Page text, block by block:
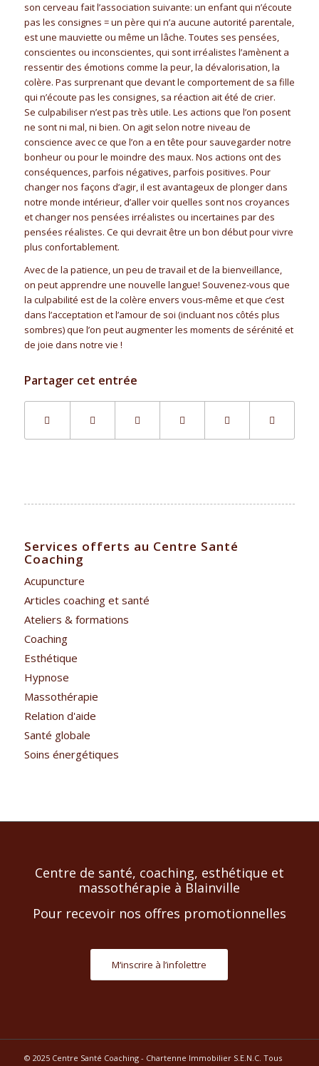
son cerveau fait l’association suivante: un enfant qui n’écoute
pas les consignes = un père qui n’a aucune autorité parentale,
est une mauviette ou même un lâche. Toutes ses pensées,
conscientes ou inconscientes, qui sont irréalistes l’amènent a
ressentir des émotions comme la peur, la dévalorisation, la
colère. Pas surprenant que devant le comportement de sa fille
qui n’écoute pas les consignes, sa réaction ait été de crier.
Se culpabiliser n’est pas très utile. Les actions que l’on posent
ne sont ni mal, ni bien. On agit selon notre niveau de
conscience avec ce que l’on a en tête pour sauvegarder notre
bonheur ou pour le moindre des maux. Nos actions ont des
conséquences, parfois négatives, parfois positives. Pour
changer nos façons d’agir, il est avantageux de plonger dans
notre monde intérieur, d’aller voir quelles sont nos croyances
et changer nos pensées irréalistes ou incertaines par des
pensées réalistes. Ce qui devrait être un bon début pour vivre
plus confortablement.
Avec de la patience, un peu de travail et de la bienveillance,
on peut apprendre une nouvelle langue! Souvenez-vous que
la culpabilité est de la colère envers vous-même et que c’est
dans l’acceptation et l’amour de soi (incluant nos côtés plus
sombres) que l’on peut augmenter les moments de sérénité et
de joie dans notre vie !
Partager cet entrée
Services offerts au Centre Santé
Coaching
Acupuncture
Articles coaching et santé
Ateliers & formations
Coaching
Esthétique
Hypnose
Massothérapie
Relation d'aide
Santé globale
Soins énergétiques
Centre de santé, coaching, esthétique et
massothérapie à Blainville
Pour recevoir nos offres promotionnelles
M‘inscrire à l’infolettre
© 2025 Centre Santé Coaching - Chartenne Immobilier S.E.N.C. Tous